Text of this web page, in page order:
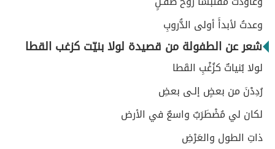
وعدتُ لأبدأَ أولى الدُّروبِ
شعر عن الطفولة من قصيدة لولا بنيّت كزغب القطا
لولا بُنياتٌ كزُغْبِ القَطا
رُدِدْنَ من بعضٍ إلـى بعضِ
لكان لي مُضْطَرَبٌ واسعٌ في الأرض
ذاتِ الطول والعَرْضِ